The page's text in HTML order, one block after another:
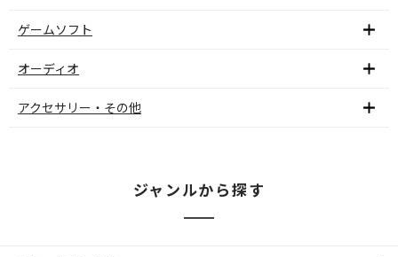
ゲームソフト
オーディオ
アクセサリー・その他
ジャンルから探す